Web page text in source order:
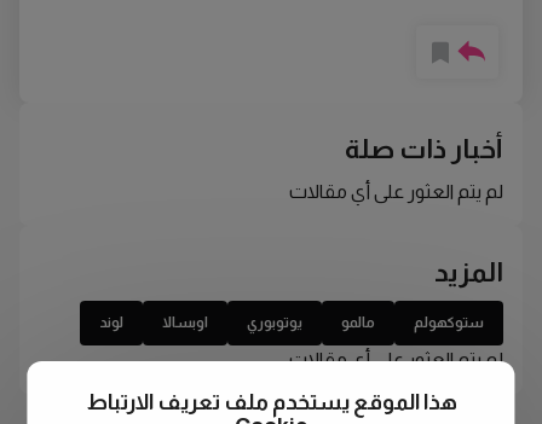
أخبار ذات صلة
لم يتم العثور على أي مقالات
المزيد
ستوكهولم مالمو يوتوبوري اوبسالا لوند
لم يتم العثور على أي مقالات
هذا الموقع يستخدم ملف تعريف الارتباط